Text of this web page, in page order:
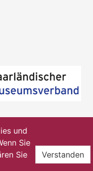
und
Sie
Sie
Verstanden